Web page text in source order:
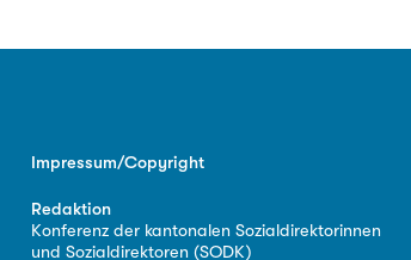
Impressum/Copyright
Redaktion
Konferenz der kantonalen Sozialdirektorinnen
und Sozialdirektoren (SODK)